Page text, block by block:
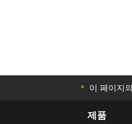
＊ 이 페이지
제품